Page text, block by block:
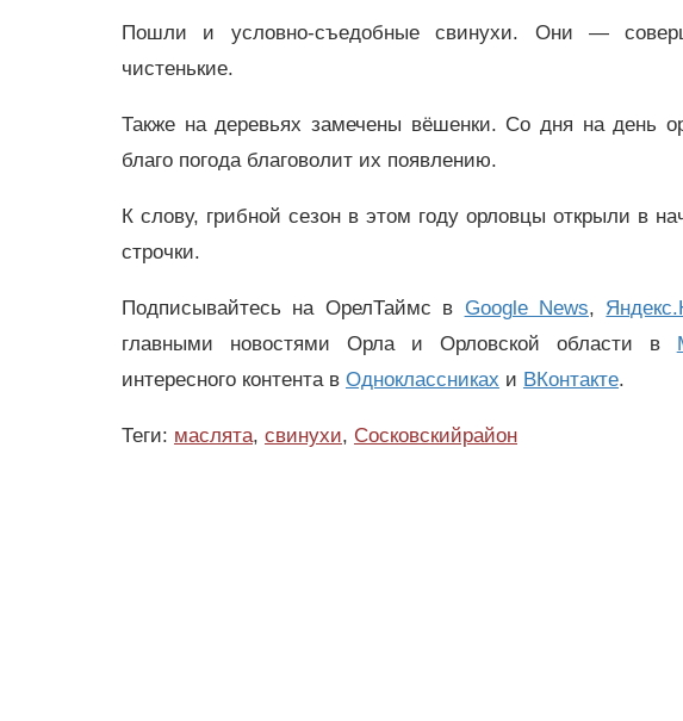
Пошли и условно-съедобные свинухи. Они —
чистенькие.
Также на деревьях замечены вёшенки. Со дня на день
благо погода благоволит их появлению.
К слову, грибной сезон в этом году орловцы открыли в
строчки.
Подписывайтесь на ОрелТаймс в Google News,
главными новостями Орла и Орловской области в
интересного контента в Одноклассниках и ВКонтакте.
Теги: маслята, свинухи, Сосковскийрайон